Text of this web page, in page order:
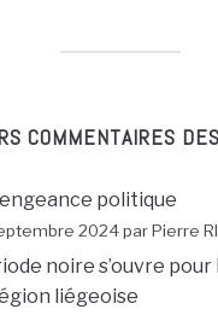
COMMENTAIRES
politique
2024 par Pierre
noire s’ouvre
liégeoise